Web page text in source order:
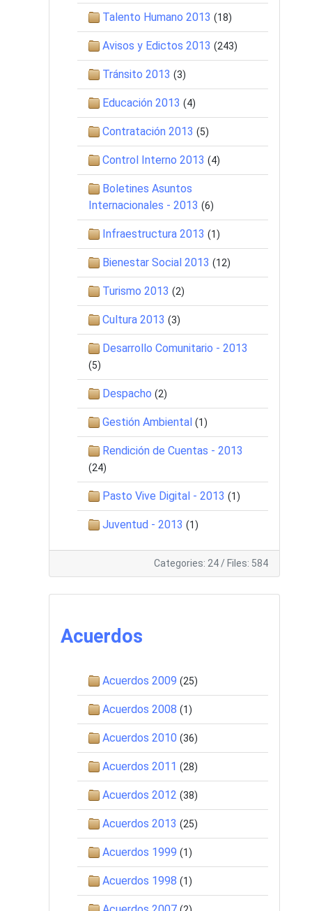
Talento Humano 2013 (18)
Avisos y Edictos 2013 (243)
Tránsito 2013 (3)
Educación 2013 (4)
Contratación 2013 (5)
Control Interno 2013 (4)
Boletines Asuntos
Internacionales - 2013 (6)
Infraestructura 2013 (1)
Bienestar Social 2013 (12)
Turismo 2013 (2)
Cultura 2013 (3)
Desarrollo Comunitario - 2013
(5)
Despacho (2)
Gestión Ambiental (1)
Rendición de Cuentas - 2013
(24)
Pasto Vive Digital - 2013 (1)
Juventud - 2013 (1)
Categories: 24 / Files: 584
Acuerdos
Acuerdos 2009 (25)
Acuerdos 2008 (1)
Acuerdos 2010 (36)
Acuerdos 2011 (28)
Acuerdos 2012 (38)
Acuerdos 2013 (25)
Acuerdos 1999 (1)
Acuerdos 1998 (1)